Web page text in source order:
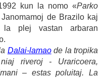
kun la nomo «Parko
de Brazilo kaj
la plej vastan arbaran
Dalai-lamaode la tropika
riveroj - Uraricoera,
– estas poluitaj. La